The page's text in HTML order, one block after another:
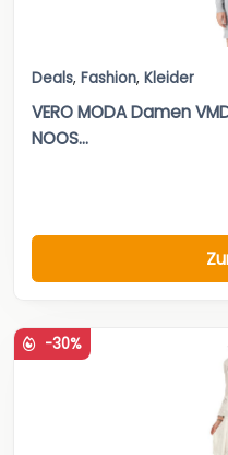
Deals, Fashion, Kleider
VERO MODA Damen
NOOS...
-30%